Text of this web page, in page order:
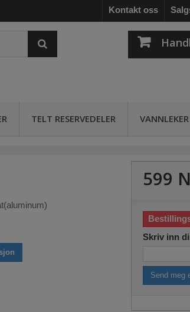
Kontakt oss
TELT RESERVEDELER VANNLEKER
599
Skriv inn
Send meg